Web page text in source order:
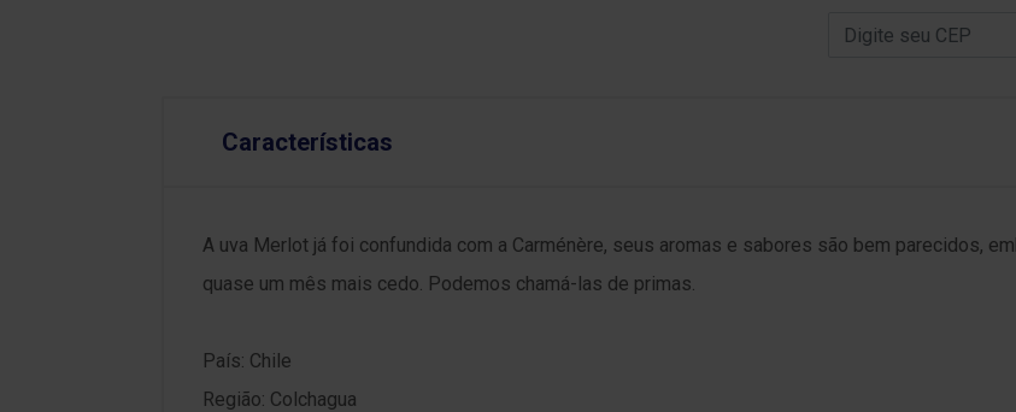
Características
A uva Merlot já foi confundida com a Carménère, seus aromas e sabores são bem parecidos,
quase um mês mais cedo. Podemos chamá-las de primas.
País: Chile
Região: Colchagua